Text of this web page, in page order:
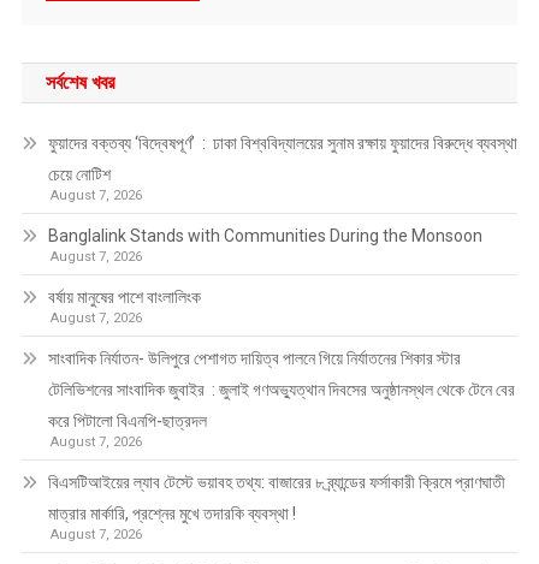
সর্বশেষ খবর
ফুয়াদের বক্তব্য ‘বিদ্বেষপূর্ণ’ : ঢাকা বিশ্ববিদ্যালয়ের সুনাম রক্ষায় ফুয়াদের বিরুদ্ধে ব্যবস্থা
চেয়ে নোটিশ
August 7, 2026
Banglalink Stands with Communities During the Monsoon
August 7, 2026
বর্ষায় মানুষের পাশে বাংলালিংক
August 7, 2026
সাংবাদিক নির্যাতন- উলিপুরে পেশাগত দায়িত্ব পালনে গিয়ে নির্যাতনের শিকার স্টার
টেলিভিশনের সাংবাদিক জুবাইর : জুলাই গণঅভ্যুত্থান দিবসের অনুষ্ঠানস্থল থেকে টেনে বের
করে পিটালো বিএনপি-ছাত্রদল
August 7, 2026
বিএসটিআইয়ের ল্যাব টেস্টে ভয়াবহ তথ্য: বাজারের ৮ ব্র্যান্ডের ফর্সাকারী ক্রিমে প্রাণঘাতী
মাত্রার মার্কারি, প্রশ্নের মুখে তদারকি ব্যবস্থা !
August 7, 2026